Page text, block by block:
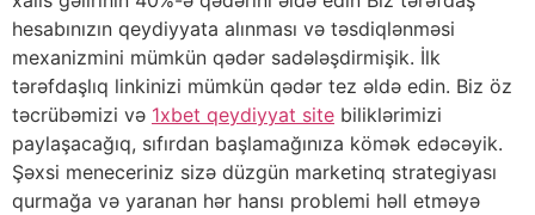
hesabınızın qeydiyyata alınması və təsdiqlənməsi
mexanizmini mümkün qədər sadələşdirmişik. İlk
tərəfdaşlıq linkinizi mümkün qədər tez əldə edin. Biz öz
təcrübəmizi və 1xbet qeydiyyat site biliklərimizi
paylaşacağıq, sıfırdan başlamağınıza kömək edəcəyik.
Şəxsi meneceriniz sizə düzgün marketinq strategiyası
qurmağa və yaranan hər hansı problemi həll etməyə